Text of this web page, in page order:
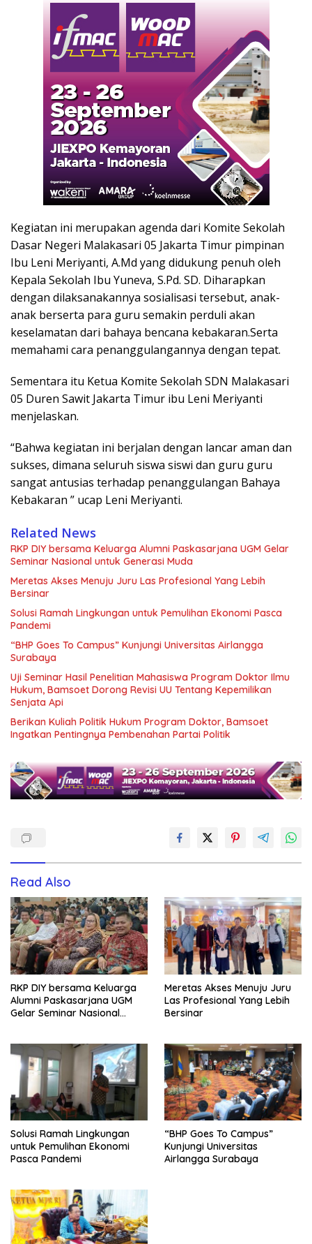
Kegiatan ini merupakan agenda dari Komite Sekolah
Dasar Negeri Malakasari 05 Jakarta Timur pimpinan
Ibu Leni Meriyanti, A.Md yang didukung penuh oleh
Kepala Sekolah Ibu Yuneva, S.Pd. SD. Diharapkan
dengan dilaksanakannya sosialisasi tersebut, anak-
anak berserta para guru semakin perduli akan
keselamatan dari bahaya bencana kebakaran.Serta
memahami cara penanggulangannya dengan tepat.
Sementara itu Ketua Komite Sekolah SDN Malakasari
05 Duren Sawit Jakarta Timur ibu Leni Meriyanti
menjelaskan.
“Bahwa kegiatan ini berjalan dengan lancar aman dan
sukses, dimana seluruh siswa siswi dan guru guru
sangat antusias terhadap penanggulangan Bahaya
Kebakaran ” ucap Leni Meriyanti.
Related News
RKP DIY bersama Keluarga Alumni Paskasarjana UGM Gelar
Seminar Nasional untuk Generasi Muda
Meretas Akses Menuju Juru Las Profesional Yang Lebih
Bersinar
Solusi Ramah Lingkungan untuk Pemulihan Ekonomi Pasca
Pandemi
“BHP Goes To Campus” Kunjungi Universitas Airlangga
Surabaya
Uji Seminar Hasil Penelitian Mahasiswa Program Doktor Ilmu
Hukum, Bamsoet Dorong Revisi UU Tentang Kepemilikan
Senjata Api
Berikan Kuliah Politik Hukum Program Doktor, Bamsoet
Ingatkan Pentingnya Pembenahan Partai Politik
Read Also
RKP DIY bersama Keluarga
Alumni Paskasarjana UGM
Gelar Seminar Nasional
Meretas Akses Menuju Juru
Las Profesional Yang Lebih
Bersinar
Solusi Ramah Lingkungan
untuk Pemulihan Ekonomi
Pasca Pandemi
“BHP Goes To Campus”
Kunjungi Universitas
Airlangga Surabaya